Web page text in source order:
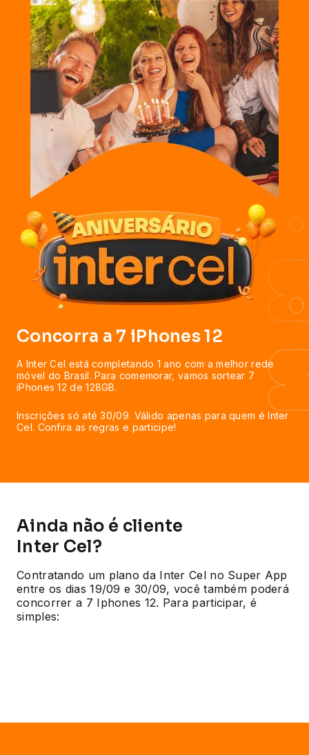
Concorra a 7 iPhones 12
A Inter Cel está completando 1 ano com a melhor rede
móvel do Brasil. Para comemorar, vamos sortear 7
iPhones 12 de 128GB.
Inscrições só até 30/09. Válido apenas para quem é Inter
Cel. Confira as regras e participe!
Ainda não é cliente
Inter Cel?
Contratando um plano da Inter Cel no Super App
entre os dias 19/09 e 30/09, você também poderá
concorrer a 7 Iphones 12. Para participar, é
simples: